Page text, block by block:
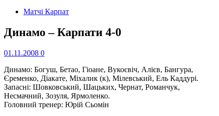
Матчі Карпат
Динамо – Карпати 4-0
01.11.2008 0
Динамо: Богуш, Бетао, Гіоане, Вукоєвіч, Алієв, Бангура,
Єременко, Діакате, Міхалик (к), Мілевський, Ель Каддурі.
Запасні: Шовковський, Шацьких, Чернат, Романчук,
Несмачний, Зозуля, Ярмоленко.
Головний тренер: Юрій Сьомін